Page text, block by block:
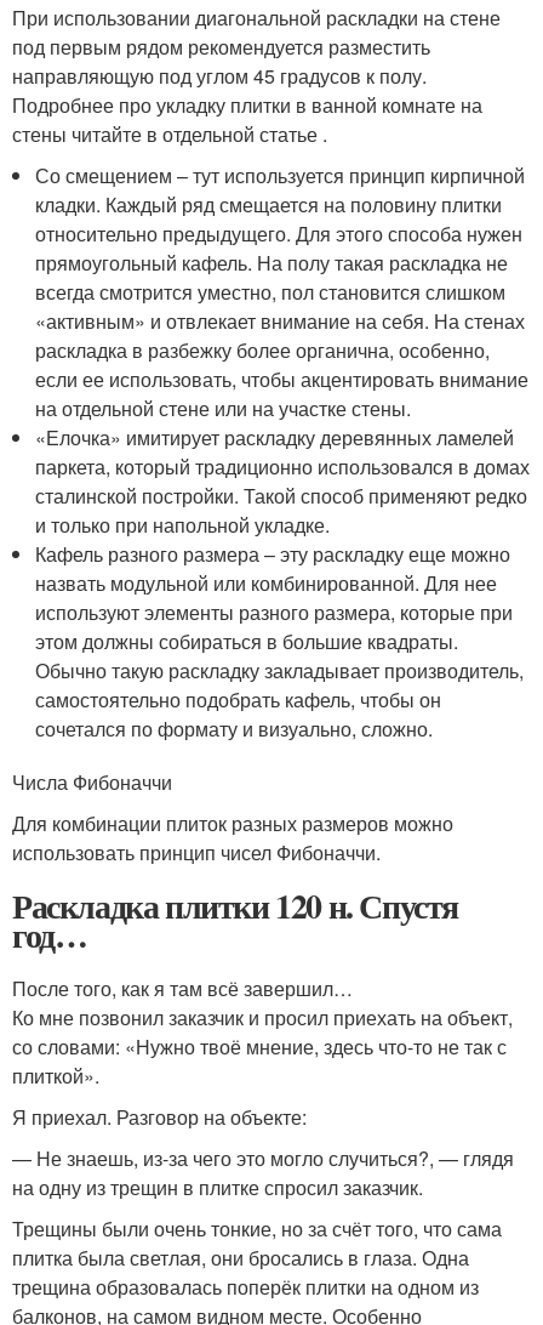
При использовании диагональной раскладки на стене
под первым рядом рекомендуется разместить
направляющую под углом 45 градусов к полу.
Подробнее про укладку плитки в ванной комнате на
стены читайте в отдельной статье .
Со смещением – тут используется принцип кирпичной
кладки. Каждый ряд смещается на половину плитки
относительно предыдущего. Для этого способа нужен
прямоугольный кафель. На полу такая раскладка не
всегда смотрится уместно, пол становится слишком
«активным» и отвлекает внимание на себя. На стенах
раскладка в разбежку более органична, особенно,
если ее использовать, чтобы акцентировать внимание
на отдельной стене или на участке стены.
«Елочка» имитирует раскладку деревянных ламелей
паркета, который традиционно использовался в домах
сталинской постройки. Такой способ применяют редко
и только при напольной укладке.
Кафель разного размера – эту раскладку еще можно
назвать модульной или комбинированной. Для нее
используют элементы разного размера, которые при
этом должны собираться в большие квадраты.
Обычно такую раскладку закладывает производитель,
самостоятельно подобрать кафель, чтобы он
сочетался по формату и визуально, сложно.
Числа Фибоначчи
Для комбинации плиток разных размеров можно
использовать принцип чисел Фибоначчи.
Раскладка плитки 120 н. Спустя
год…
После того, как я там всё завершил…
Ко мне позвонил заказчик и просил приехать на объект,
со словами: «Нужно твоё мнение, здесь что-то не так с
плиткой».
Я приехал. Разговор на объекте:
— Не знаешь, из-за чего это могло случиться?, — глядя
на одну из трещин в плитке спросил заказчик.
Трещины были очень тонкие, но за счёт того, что сама
плитка была светлая, они бросались в глаза. Одна
трещина образовалась поперёк плитки на одном из
балконов, на самом видном месте. Особенно